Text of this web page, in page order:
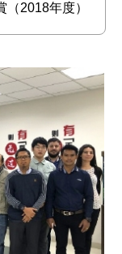
2018年度）